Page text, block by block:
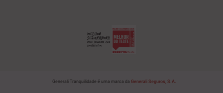
Generali Tranquilidade é uma marca da Generali Seguros, S.A.